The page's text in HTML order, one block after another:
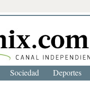
Sociedad Deportes